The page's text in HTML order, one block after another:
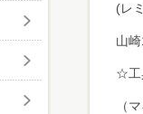
(レ
山
☆工
（